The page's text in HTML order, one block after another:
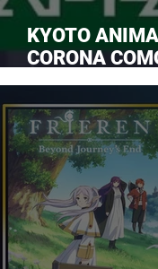
KYOTO
CORONA
ANIME
CORONA A